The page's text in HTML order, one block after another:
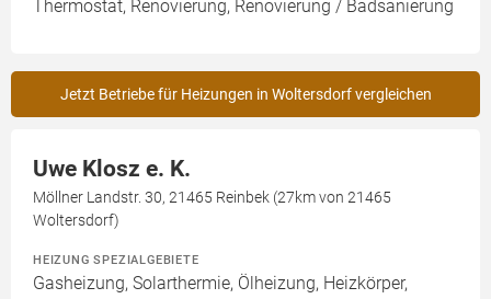
Thermostat, Renovierung, Renovierung / Badsanierung
Jetzt Betriebe für Heizungen in Woltersdorf vergleichen
Uwe Klosz e. K.
Möllner Landstr. 30, 21465 Reinbek (27km von 21465
Woltersdorf)
HEIZUNG SPEZIALGEBIETE
Gasheizung, Solarthermie, Ölheizung, Heizkörper,